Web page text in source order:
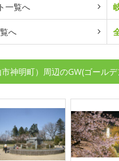
一覧へ
へ
神明町）周辺のGW(ゴール